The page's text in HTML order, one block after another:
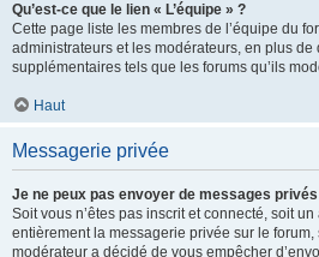
Qu’est-ce que le lien « L’équipe » ?
Cette page liste les membres de l’équipe du
administrateurs et les modérateurs, en plus
supplémentaires tels que les forums qu’ils
Haut
Messagerie privée
Je ne peux pas envoyer de messages privés
Soit vous n’êtes pas inscrit et connecté, soit
entièrement la messagerie privée sur le
modérateur a décidé de vous empêcher